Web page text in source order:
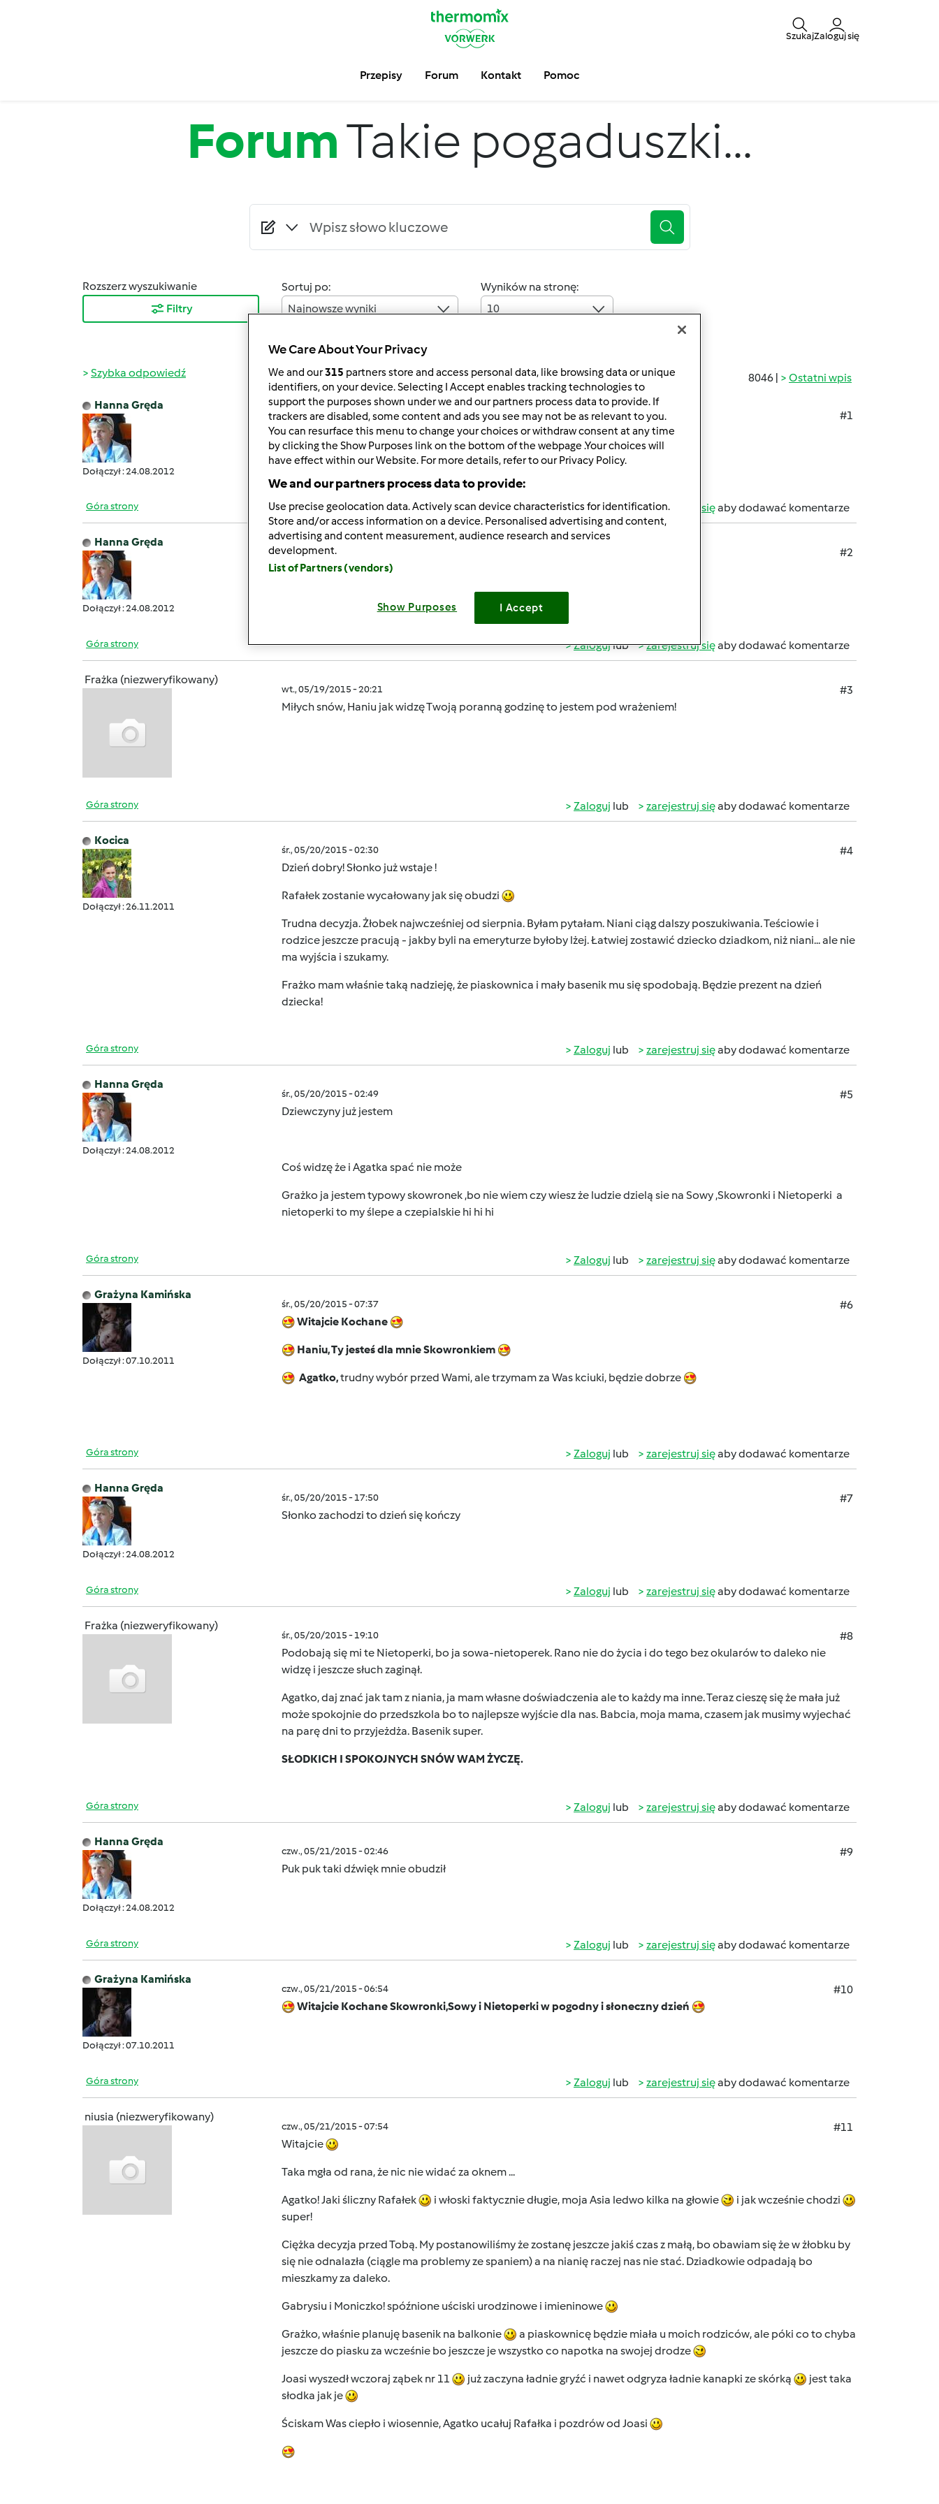
SzukajZaloguj się
Przepisy Forum Kontakt Pomoc
ForumTakie pogaduszki...
Rozszerz wyszukiwanie
Filtry
Sortuj po:
Najnowsze wyniki
Wyników na stronę:
10
8046 | Ostatni wpis
Szybka odpowiedź
Hanna Gręda
Dołączył : 24.08.2012
pon., 05/18/2015 - 18:02
#1
Kochane znacie tą bajkę ?Dobranoc
Góra strony Zalogujlub zarejestruj sięaby dodawać komentarze
Hanna Gręda
Dołączył : 24.08.2012
wt., 05/19/2015 - 03:45
#2
Witam we wtorek
Góra strony Zalogujlub zarejestruj sięaby dodawać komentarze
Frażka (niezweryfikowany)
wt., 05/19/2015 - 20:21
#3
Miłych snów, Haniu jak widzę Twoją poranną godzinę to jestem pod wrażeniem!
Góra strony Zaloguj lub zarejestruj sięaby dodawać komentarze
Kocica
Dołączył : 26.11.2011
śr., 05/20/2015 - 02:30
#4
Dzień dobry! Słonko już wstaje !
Rafałek zostanie wycałowany jak się obudzi
Trudna decyzja. Żłobek najwcześniej od sierpnia. Byłam pytałam. Niani ciąg dalszy poszukiwania. Teściowie i
rodzice jeszcze pracują - jakby byli na emeryturze byłoby lżej. Łatwiej zostawić dziecko dziadkom, niż niani... ale nie
ma wyjścia i szukamy.
Frażko mam właśnie taką nadzieję, że piaskownica i mały basenik mu się spodobają. Będzie prezent na dzień
dziecka!
Góra strony Zaloguj lub zarejestruj sięaby dodawać komentarze
Hanna Gręda
Dołączył : 24.08.2012
śr., 05/20/2015 - 02:49
#5
Dziewczyny już jestem
Coś widzę że i Agatka spać nie może
Grażko ja jestem typowy skowronek ,bo nie wiem czy wiesz że ludzie dzielą sie na Sowy ,Skowronki i Nietoperki a
nietoperki to my ślepe a czepialskie hi hi hi
Góra strony Zaloguj lub zarejestruj sięaby dodawać komentarze
Grażyna Kamińska
Dołączył : 07.10.2011
śr., 05/20/2015 - 07:37
#6
Witajcie Kochane
Haniu, Ty jesteś dla mnie Skowronkiem
Agatko,trudny wybór przed Wami, ale trzymam za Was kciuki, będzie dobrze
Góra strony Zaloguj lub zarejestruj sięaby dodawać komentarze
Hanna Gręda
Dołączył : 24.08.2012
śr., 05/20/2015 - 17:50
#7
Słonko zachodzi to dzień się kończy
Góra strony Zaloguj lub zarejestruj sięaby dodawać komentarze
Frażka (niezweryfikowany)
śr., 05/20/2015 - 19:10
#8
Podobają się mi te Nietoperki, bo ja sowa-nietoperek. Rano nie do życia i do tego bez okularów to daleko nie
widzę i jeszcze słuch zaginął.
Agatko, daj znać jak tam z niania, ja mam własne doświadczenia ale to każdy ma inne. Teraz cieszę się że mała już
może spokojnie do przedszkola bo to najlepsze wyjście dla nas. Babcia, moja mama, czasem jak musimy wyjechać
na parę dni to przyjeżdża. Basenik super.
SŁODKICH I SPOKOJNYCH SNÓW WAM ŻYCZĘ.
Góra strony Zaloguj lub zarejestruj sięaby dodawać komentarze
Hanna Gręda
Dołączył : 24.08.2012
czw., 05/21/2015 - 02:46
#9
Puk puk taki dźwięk mnie obudził
Góra strony Zaloguj lub zarejestruj sięaby dodawać komentarze
Grażyna Kamińska
Dołączył : 07.10.2011
czw., 05/21/2015 - 06:54
#10
Witajcie Kochane Skowronki,Sowy i Nietoperki w pogodny i słoneczny dzień
Góra strony Zaloguj lub zarejestruj sięaby dodawać komentarze
niusia (niezweryfikowany)
czw., 05/21/2015 - 07:54
#11
Witajcie
Taka mgła od rana, że nic nie widać za oknem ...
Agatko! Jaki śliczny Rafałek i włoski faktycznie długie, moja Asia ledwo kilka na głowie
i jak wcześnie chodzi
super!
Ciężka decyzja przed Tobą. My postanowiliśmy że zostanę jeszcze jakiś czas z małą, bo obawiam się że w żłobku by
się nie odnalazła (ciągle ma problemy ze spaniem) a na nianię raczej nas nie stać. Dziadkowie odpadają bo
mieszkamy za daleko.
Gabrysiu i Moniczko! spóźnione uściski urodzinowe i imieninowe
Grażko, właśnie planuję basenik na balkonie
a piaskownicę będzie miała u moich rodziców, ale póki co to chyba
jeszcze do piasku za wcześnie bo jeszcze je wszystko co napotka na swojej drodze
Joasi wyszedł wczoraj ząbek nr 11 już zaczyna ładnie gryźć i nawet odgryza ładnie kanapki ze skórką
jest taka
słodka jak je
Ściskam Was ciepło i wiosennie, Agatko ucałuj Rafałka i pozdrów od Joasi
We Care About Your Privacy
We and our315 partners store and access personal data, like browsing data or unique
identifiers, on your device. Selecting I Accept enables tracking technologies to
support the purposes shown under we and our partners process data to provide. If
trackers are disabled, some content and ads you see may not be as relevant to you.
You can resurface this menu to change your choices or withdraw consent at any time
by clicking the Show Purposes link on the bottom of the webpage .Your choices will
have effect within our Website. For more details, refer to our Privacy Policy.
We and our partners process data to provide:
Use precise geolocation data. Actively scan device characteristics for identification.
Store and/or access information on a device. Personalised advertising and content,
advertising and content measurement, audience research and services
development.
List of Partners (vendors)
Show Purposes I Accept